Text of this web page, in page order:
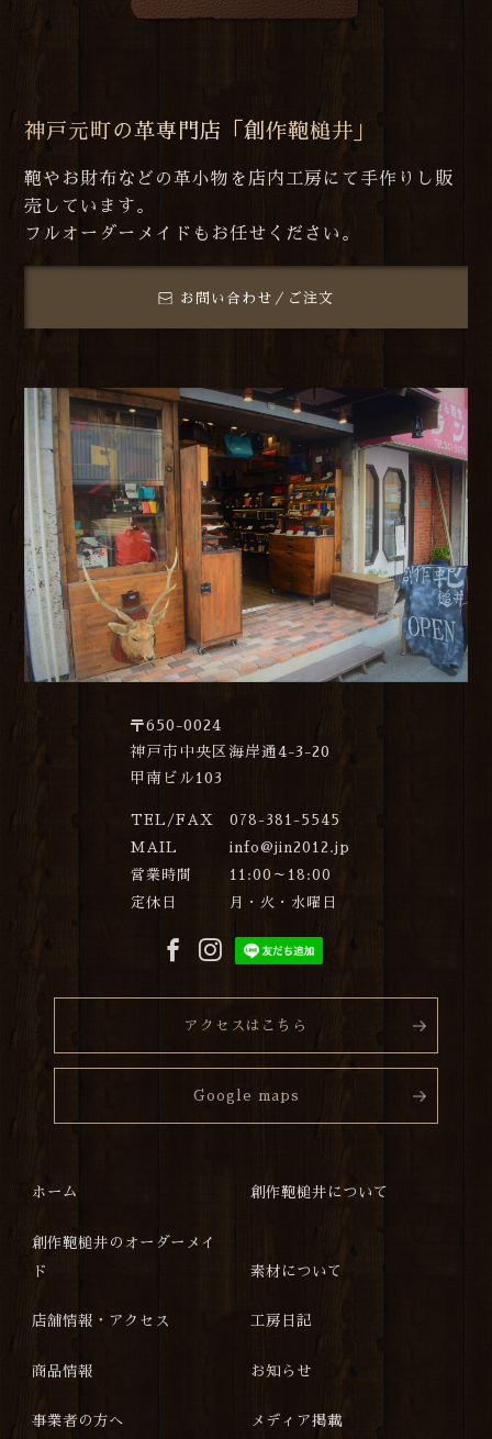
神戸元町の革専門店「創作鞄槌井」
鞄やお財布などの革小物を店内工房にて手作りし販
売しています。
フルオーダーメイドもお任せください。
お問い合わせ／ご注文
〒650-0024
神戸市中央区海岸通4-3-20
甲南ビル103
TEL/FAX
078-381-5545
MAIL
info@jin2012.jp
営業時間
11:00～18:00
定休日
月・火・水曜日
アクセスはこちら
Google maps
ホーム 創作鞄槌井について
創作鞄槌井のオーダーメイ
ド
素材について
店舗情報・アクセス 工房日記
商品情報 お知らせ
事業者の方へ メディア掲載